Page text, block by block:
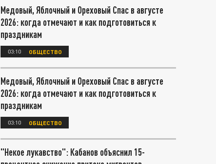
Медовый, Яблочный и Ореховый Спас в августе
2026: когда отмечают и как подготовиться к
праздникам
03:10 ОБЩЕСТВО
Медовый, Яблочный и Ореховый Спас в августе
2026: когда отмечают и как подготовиться к
праздникам
03:10 ОБЩЕСТВО
"Некое лукавство": Кабанов объяснил 15-